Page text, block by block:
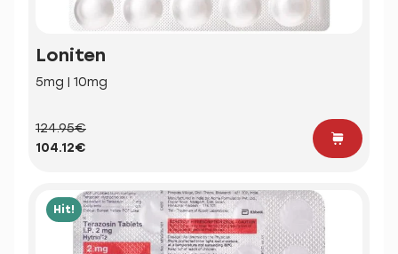
Loniten
5mg | 10mg
124.95€
104.12€
Hit!